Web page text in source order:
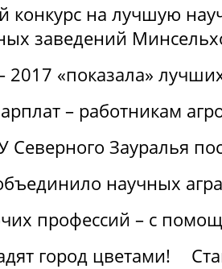
конкурс на лучшую
заведений
2017 «показала»
– работникам
Северного Зауралья
научных
профессий – с
город цветами!